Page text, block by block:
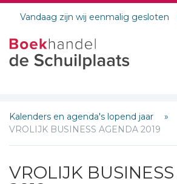
Vandaag zijn wij eenmalig gesloten
Kalenders en agenda's lopend jaar
VROLIJK BUSINESS AGENDA 2019
VROLIJK